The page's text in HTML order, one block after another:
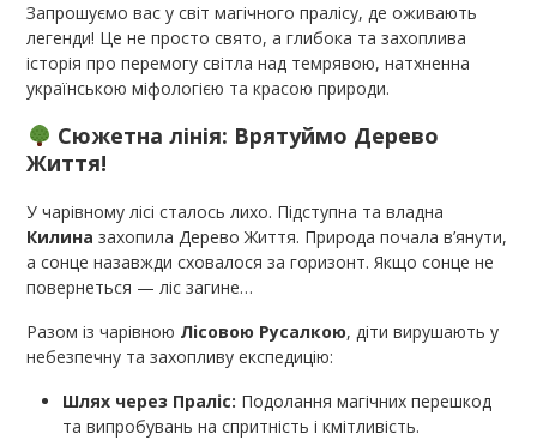
Запрошуємо вас у світ магічного пралісу, де оживають
легенди! Це не просто свято, а глибока та захоплива
історія про перемогу світла над темрявою, натхненна
українською міфологією та красою природи.
Сюжетна лінія: Врятуймо Дерево
Життя!
У чарівному лісі сталось лихо. Підступна та владна
Килина захопила Дерево Життя. Природа почала в’янути,
а сонце назавжди сховалося за горизонт. Якщо сонце не
повернеться — ліс загине…
Разом із чарівною Лісовою Русалкою, діти вирушають у
небезпечну та захопливу експедицію:
Шлях через Праліс: Подолання магічних перешкод
та випробувань на спритність і кмітливість.